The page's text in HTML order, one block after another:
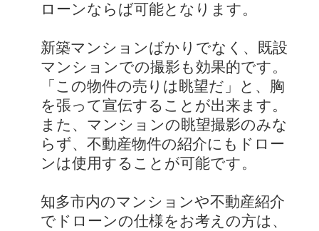
ローンならば可能となります。
新築マンションばかりでなく、既設
マンションでの撮影も効果的です。
「この物件の売りは眺望だ」と、胸
を張って宣伝することが出来ます。
また、マンションの眺望撮影のみな
らず、不動産物件の紹介にもドロー
ンは使用することが可能です。
知多市内のマンションや不動産紹介
でドローンの仕様をお考えの方は、